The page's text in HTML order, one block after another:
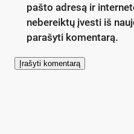
pašto adresą ir
nebereiktų įvesti iš
parašyti komentarą.